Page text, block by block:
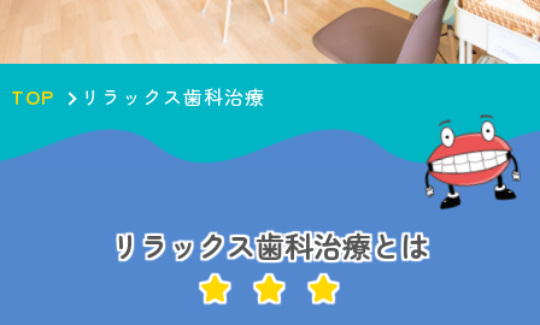
TOP リラックス歯科治療
リラックス歯科治療とは